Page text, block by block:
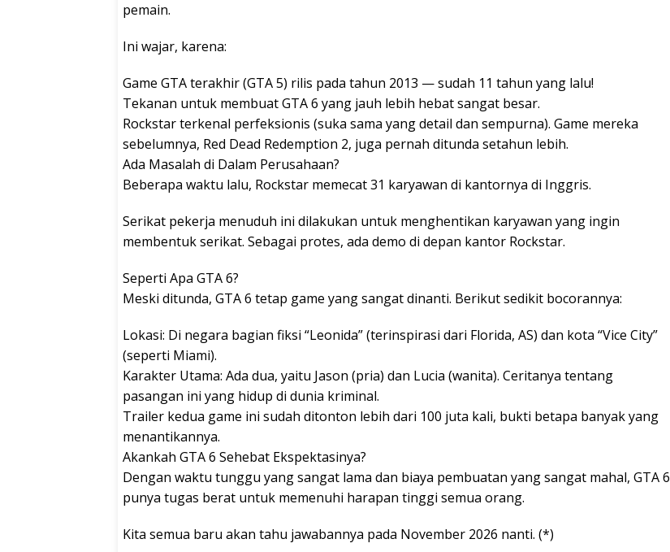
pemain.
Ini wajar, karena:
Game GTA terakhir (GTA 5) rilis pada tahun 2013 — sudah 11 tahun yang lalu!
Tekanan untuk membuat GTA 6 yang jauh lebih hebat sangat besar.
Rockstar terkenal perfeksionis (suka sama yang detail dan sempurna). Game mereka
sebelumnya, Red Dead Redemption 2, juga pernah ditunda setahun lebih.
Ada Masalah di Dalam Perusahaan?
Beberapa waktu lalu, Rockstar memecat 31 karyawan di kantornya di Inggris.
Serikat pekerja menuduh ini dilakukan untuk menghentikan karyawan yang ingin
membentuk serikat. Sebagai protes, ada demo di depan kantor Rockstar.
Seperti Apa GTA 6?
Meski ditunda, GTA 6 tetap game yang sangat dinanti. Berikut sedikit bocorannya:
Lokasi: Di negara bagian fiksi “Leonida” (terinspirasi dari Florida, AS) dan kota “Vice City”
(seperti Miami).
Karakter Utama: Ada dua, yaitu Jason (pria) dan Lucia (wanita). Ceritanya tentang
pasangan ini yang hidup di dunia kriminal.
Trailer kedua game ini sudah ditonton lebih dari 100 juta kali, bukti betapa banyak yang
menantikannya.
Akankah GTA 6 Sehebat Ekspektasinya?
Dengan waktu tunggu yang sangat lama dan biaya pembuatan yang sangat mahal, GTA 6
punya tugas berat untuk memenuhi harapan tinggi semua orang.
Kita semua baru akan tahu jawabannya pada November 2026 nanti. (*)